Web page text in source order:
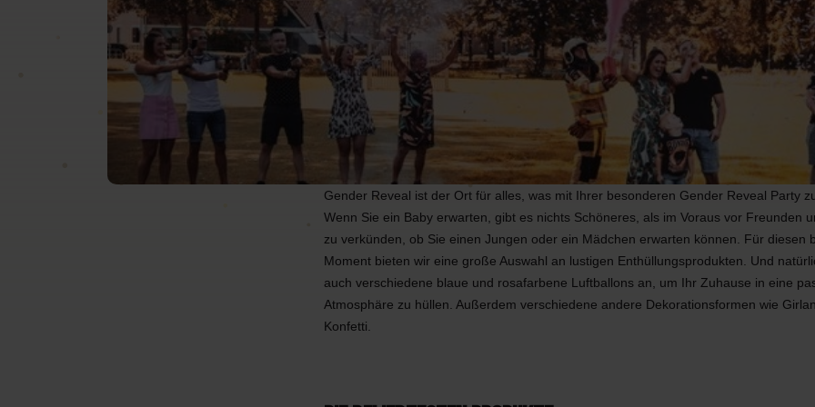
Pulverkanonen
Feuerlöschgeräte
Luftballons
Kuchen
Feuerwerk
Luftballons
Einladungen & Schilder
Vermietung
Tischdekoration
Spiele
Tischdekoration
Geschenke
Gender Reveal ist der Ort für alles, was mit Ihrer besonderen Gender Reveal Party
Wenn Sie ein Baby erwarten, gibt es nichts Schöneres, als im Voraus vor Freunden
zu verkünden, ob Sie einen Jungen oder ein Mädchen erwarten können. Für diesen
Moment bieten wir eine große Auswahl an lustigen Enthüllungsprodukten. Und
auch verschiedene blaue und rosafarbene Luftballons an, um Ihr Zuhause in eine
Atmosphäre zu hüllen. Außerdem verschiedene andere Dekorationsformen wie
Konfetti.